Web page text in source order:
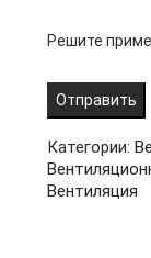
Решите
Категории:
Вентиляция